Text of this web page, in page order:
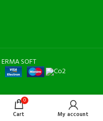
ERMA SOFT
0
Cart My account